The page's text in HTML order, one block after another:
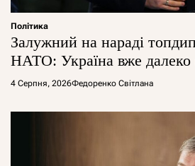
Політика
Залужний на нараді
НАТО: Україна вже далеко
4 Серпня, 2026Федоренко Світлана